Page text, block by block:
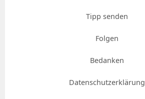
Tipp senden
Folgen
Bedanken
Datenschutzerklärung